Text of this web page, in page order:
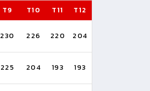
T9 T10 T11 T12
230 226 220 204
225 204 193 193